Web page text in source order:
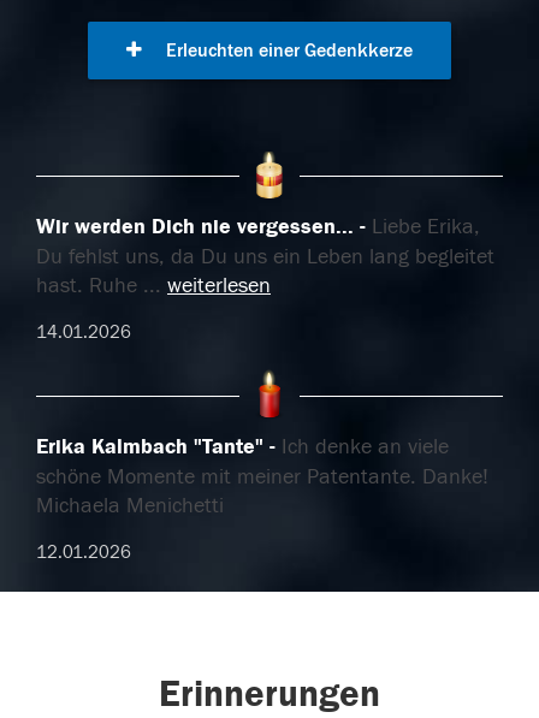
Erleuchten einer Gedenkkerze
Wir werden Dich nie vergessen...
Liebe Erika,
Du fehlst uns, da Du uns ein Leben lang begleitet
hast. Ruhe ... weiterlesen
14.01.2026
Erika Kalmbach "Tante"
Ich denke an viele
schöne Momente mit meiner Patentante. Danke!
Michaela Menichetti
12.01.2026
Erinnerungen